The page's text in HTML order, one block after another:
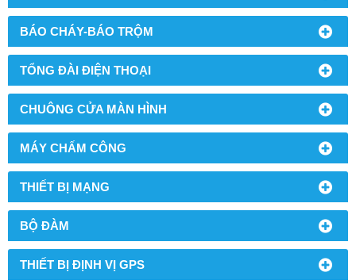
BÁO CHÁY-BÁO TRỘM
TỔNG ĐÀI ĐIỆN THOẠI
CHUÔNG CỬA MÀN HÌNH
MÁY CHẤM CÔNG
THIẾT BỊ MẠNG
BỘ ĐÀM
THIẾT BỊ ĐỊNH VỊ GPS